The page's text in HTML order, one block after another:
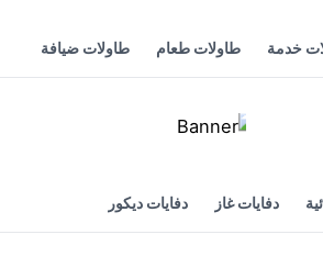
خدمة طاولات طعام طاولات ضيافة
دفايات غاز دفايات ديكور